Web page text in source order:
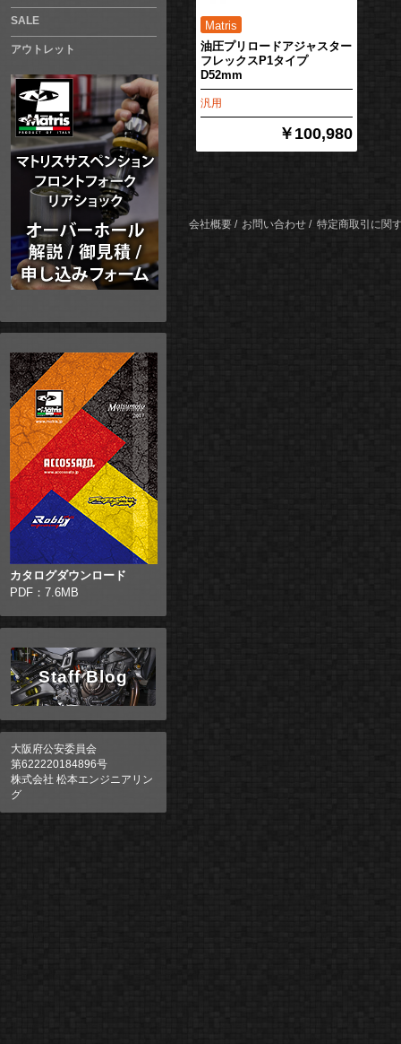
SALE
アウトレット
カタログダウンロード
PDF：7.6MB
Staff Blog
大阪府公安委員会
第622220184896号
株式会社 松本エンジニアリン
グ
油圧プリロードアジャスター
フレックスP1タイプ
D52mm
汎用
￥100,980
会社概要 お問い合わせ 特定商取引に関